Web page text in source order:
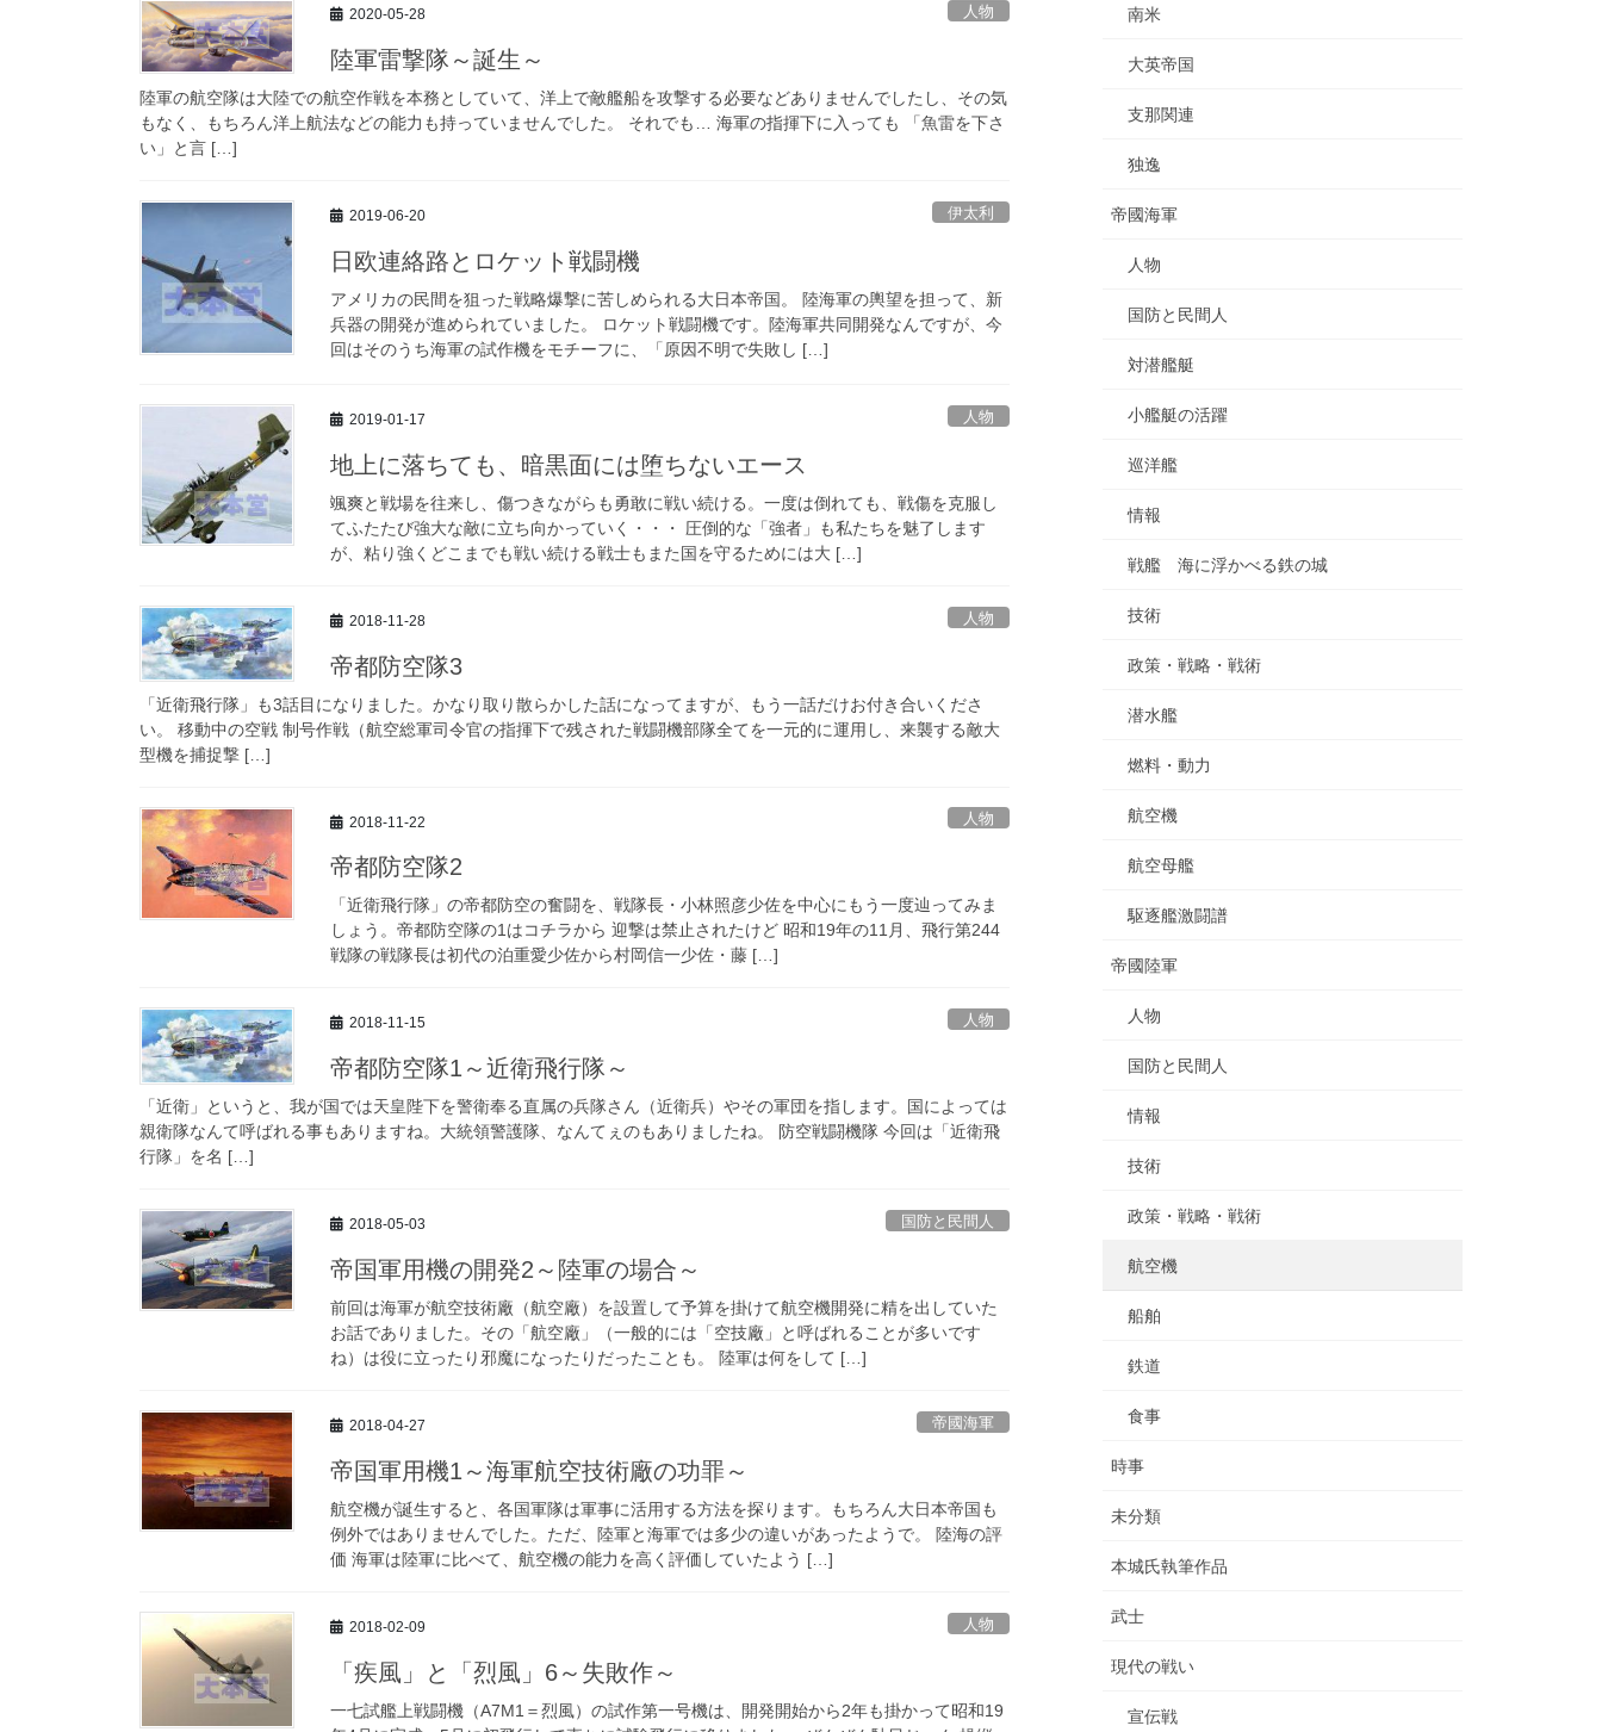
2020-05-28 人物
陸軍雷撃隊～誕生～
陸軍の航空隊は大陸での航空作戦を本務としていて、洋上で敵艦船を攻撃する必要などありませんでしたし、その気
もなく、もちろん洋上航法などの能力も持っていませんでした。 それでも… 海軍の指揮下に入っても 「魚雷を下さ
い」と言 […]
2019-06-20 伊太利
日欧連絡路とロケット戦闘機
アメリカの民間を狙った戦略爆撃に苦しめられる大日本帝国。 陸海軍の輿望を担って、新
兵器の開発が進められていました。 ロケット戦闘機です。陸海軍共同開発なんですが、今
回はそのうち海軍の試作機をモチーフに、「原因不明で失敗し […]
2019-01-17 人物
地上に落ちても、暗黒面には堕ちないエース
颯爽と戦場を往来し、傷つきながらも勇敢に戦い続ける。一度は倒れても、戦傷を克服し
てふたたび強大な敵に立ち向かっていく・・・ 圧倒的な「強者」も私たちを魅了します
が、粘り強くどこまでも戦い続ける戦士もまた国を守るためには大 […]
2018-11-28 人物
帝都防空隊3
「近衛飛行隊」も3話目になりました。かなり取り散らかした話になってますが、もう一話だけお付き合いくださ
い。 移動中の空戦 制号作戦（航空総軍司令官の指揮下で残された戦闘機部隊全てを一元的に運用し、来襲する敵大
型機を捕捉撃 […]
2018-11-22 人物
帝都防空隊2
「近衛飛行隊」の帝都防空の奮闘を、戦隊長・小林照彦少佐を中心にもう一度辿ってみま
しょう。帝都防空隊の1はコチラから 迎撃は禁止されたけど 昭和19年の11月、飛行第244
戦隊の戦隊長は初代の泊重愛少佐から村岡信一少佐・藤 […]
2018-11-15 人物
帝都防空隊1～近衛飛行隊～
「近衛」というと、我が国では天皇陛下を警衛奉る直属の兵隊さん（近衛兵）やその軍団を指します。国によっては
親衛隊なんて呼ばれる事もありますね。大統領警護隊、なんてぇのもありましたね。 防空戦闘機隊 今回は「近衛飛
行隊」を名 […]
2018-05-03 国防と民間人
帝国軍用機の開発2～陸軍の場合～
前回は海軍が航空技術廠（航空廠）を設置して予算を掛けて航空機開発に精を出していた
お話でありました。その「航空廠」（一般的には「空技廠」と呼ばれることが多いです
ね）は役に立ったり邪魔になったりだったことも。 陸軍は何をして […]
2018-04-27 帝國海軍
帝国軍用機1～海軍航空技術廠の功罪～
航空機が誕生すると、各国軍隊は軍事に活用する方法を探ります。もちろん大日本帝国も
例外ではありませんでした。ただ、陸軍と海軍では多少の違いがあったようで。 陸海の評
価 海軍は陸軍に比べて、航空機の能力を高く評価していたよう […]
2018-02-09 人物
「疾風」と「烈風」6～失敗作～
一七試艦上戦闘機（A7M1＝烈風）の試作第一号機は、開発開始から2年も掛かって昭和19
南米
大英帝国
支那関連
独逸
帝國海軍
人物
国防と民間人
対潜艦艇
小艦艇の活躍
巡洋艦
情報
戦艦 海に浮かべる鉄の城
技術
政策・戦略・戦術
潜水艦
燃料・動力
航空機
航空母艦
駆逐艦激闘譜
帝國陸軍
人物
国防と民間人
情報
技術
政策・戦略・戦術
航空機
船舶
鉄道
食事
時事
未分類
本城氏執筆作品
武士
現代の戦い
宣伝戦